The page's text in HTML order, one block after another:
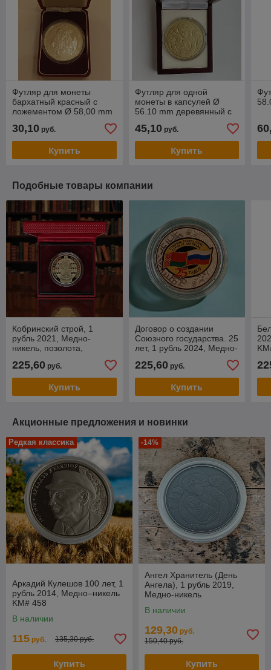
Футляр для монеты
бархатный красный с
ложементом Ø 58,00 mm
30,10 руб.
Купить
Футляр для одной
монеты в капсулей Ø
56.10 mm деревянный с
45,10руб.
Купить
Подобные товары компании
Кобринский строй, 1
рубль 2021, Медно-
никель, позолота,
225,60 руб.
Купить
Договор о создании
Союзного государства. 25
лет, 1 рубль 2024, Медно-
225,60руб.
Купить
Акционные предложения и новинки
Редкая классика
Аркадий Кулешов 100 лет, 1
рубль 2014, Медно–никель
KM# 458
В наличии
115 руб. 135,30 руб.
Купить
-14%
Ангел Хранитель (День
Ангела), 1 рубль 2019,
Медно-никель
В наличии
129,30 руб.
150,40 руб.
Купить